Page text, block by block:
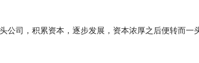
公司，积累资本，逐步发展，资本浓厚之后便转而一